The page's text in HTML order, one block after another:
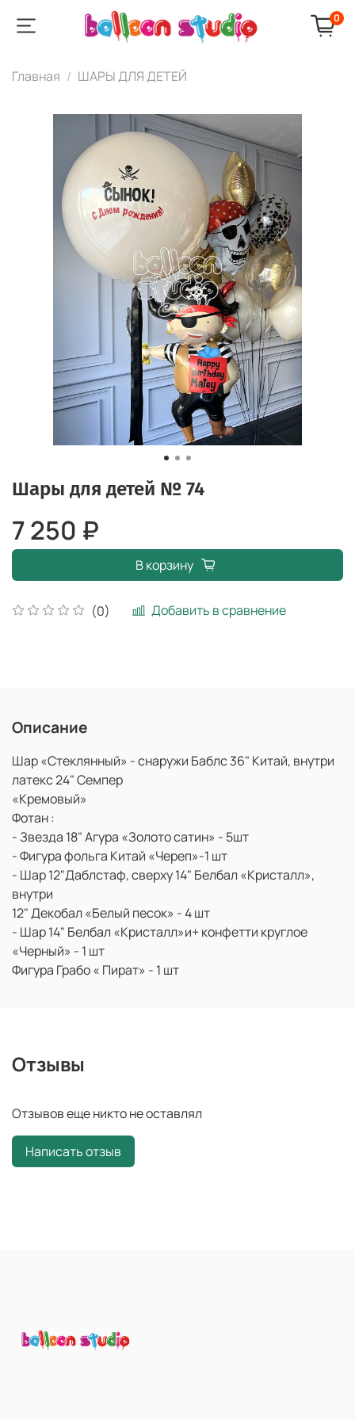
0
Главная ШАРЫ ДЛЯ ДЕТЕЙ
Шары для детей № 74
(0) Добавить в сравнение
7 250 ₽
В корзину
Описание
Шар «Стеклянный» - снаружи Баблс 36" Китай, внутри
латекс 24" Семпер
«Кремовый»
Фотан :
- Звезда 18" Агура «Золото сатин» - 5шт
- Фигура фольга Китай «Череп»-1 шт
- Шар 12"Даблстаф, сверху 14" Белбал «Кристалл»,
внутри
12" Декобал «Белый песок» - 4 шт
- Шар 14" Белбал «Кристалл»и+ конфетти круглое
«Черный» - 1 шт
Фигура Грабо « Пират» - 1 шт
Отзывы
Отзывов еще никто не оставлял
Написать отзыв